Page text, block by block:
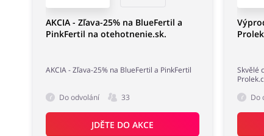
AKCIA - Zľava-25% na BlueFertil a
PinkFertil na otehotnenie.sk.
AKCIA - Zľava-25% na BlueFertil a PinkFertil
Do odvolání 33
JDĚTE DO AKCE
Skvělé
Do